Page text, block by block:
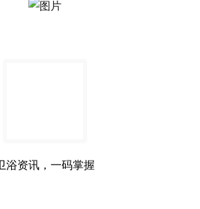
浴资讯，一码掌握